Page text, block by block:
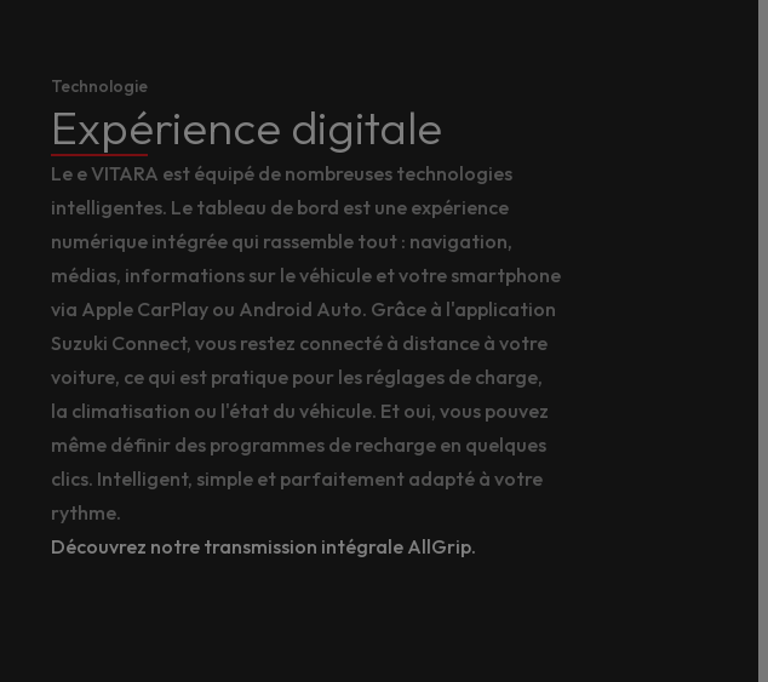
Technologie
Expérience digitale
Le e VITARA est équipé de nombreuses technologies
intelligentes. Le tableau de bord est une expérience
numérique intégrée qui rassemble tout : navigation,
médias, informations sur le véhicule et votre smartphone
via Apple CarPlay ou Android Auto. Grâce à l'application
Suzuki Connect, vous restez connecté à distance à votre
voiture, ce qui est pratique pour les réglages de charge,
la climatisation ou l'état du véhicule. Et oui, vous pouvez
même définir des programmes de recharge en quelques
clics. Intelligent, simple et parfaitement adapté à votre
rythme.
Découvrez notre transmission intégrale AllGrip.